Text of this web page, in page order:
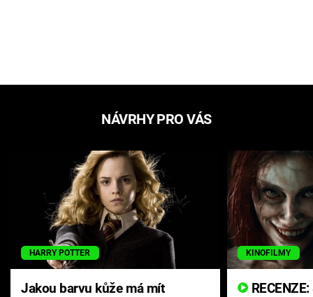
NÁVRHY PRO VÁS
HARRY POTTER
Jakou barvu kůže má mít
KINOFILMY